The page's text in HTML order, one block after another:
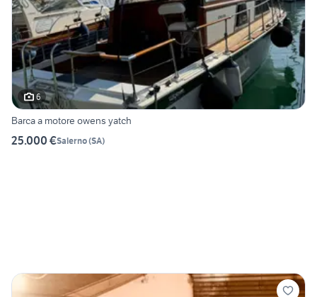
6
Barca a motore owens yatch
25.000 €Salerno(SA)